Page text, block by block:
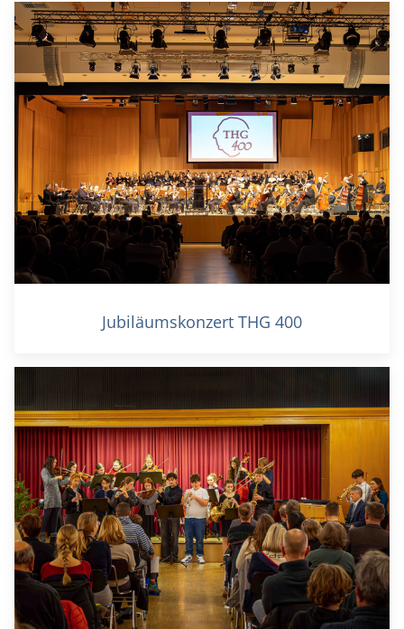
Jubiläumskonzert THG 400